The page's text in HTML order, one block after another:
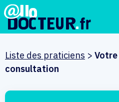
Liste des praticiens >
consultation